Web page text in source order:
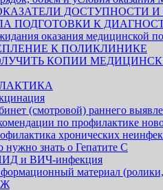
ДОСТУПНОСТИ
ПОДГОТОВКИ К
оказания медицинской
К ПОЛИКЛИНИКЕ
КОПИИ
(смотровой) раннего
по профилактике
хронических
нужно знать о Гепатите С
и ВИЧ-инфекция
материал